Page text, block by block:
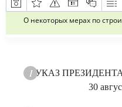
О некоторых мерах по
УКАЗ
30